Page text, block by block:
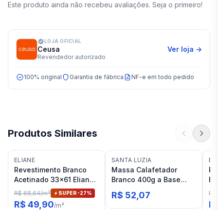
Este produto ainda não recebeu avaliações. Seja o primeiro!
LOJA OFICIAL
Ceusa
Revendedor autorizado
Ver loja →
100% original Garantia de fábrica NF-e em todo pedido
Produtos Similares
ELIANE
Revestimento Branco
Acetinado 33x61 Eliane
Forma Bold "A"
R$ 68,64/m² SUPER -27%
R$ 49,90/m²
SANTA LUZIA
Massa Calafetador
Branco 400g a Base
D'água Santa Luzia
R$ 52,07